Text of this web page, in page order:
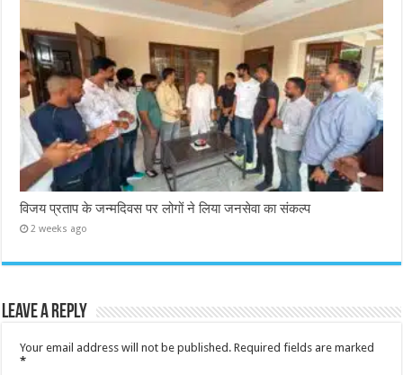
विजय प्रताप के जन्मदिवस पर लोगों ने लिया जनसेवा का संकल्प
2 weeks ago
Leave a Reply
Your email address will not be published. Required fields are marked
*